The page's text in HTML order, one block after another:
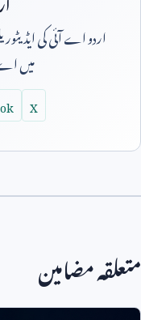
اردو اے آئی کی
میں
X
متعلقہ مضامین